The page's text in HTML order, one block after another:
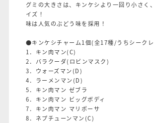
グミの大きさは、キンケシより一回り小さく
イズ！
味は人気のぶどう味を採用！
●キンケシチャーム1個(全17種/うちシーク
1．キン肉マン(C)
2．バラクーダ(ロビンマスク)
3．ウォーズマン(D)
4．ラーメンマン(D)
5．キン肉マン ゼブラ
6．キン肉マン ビッグボディ
7．キン肉マン マリポーサ
8．ネプチューンマン(C)